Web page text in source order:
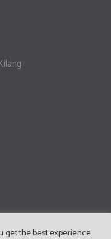
get the best experience